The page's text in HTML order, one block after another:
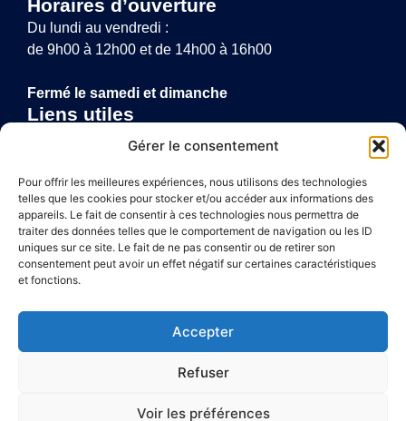
Gérer le consentement
Pour offrir les meilleures expériences, nous utilisons des technologies
telles que les cookies pour stocker et/ou accéder aux informations des
appareils. Le fait de consentir à ces technologies nous permettra de
traiter des données telles que le comportement de navigation ou les ID
uniques sur ce site. Le fait de ne pas consentir ou de retirer son
consentement peut avoir un effet négatif sur certaines caractéristiques
et fonctions.
Accepter
Refuser
Voir les préférences
Horaires d’ouverture
Du lundi au vendredi :
de 9h00 à 12h00 et de 14h00 à 16h00
Fermé le samedi et dimanche
Liens utiles
Annuaire de santé
Politique de confidentialité
Plan du site
Mentions légales
Plan du site
Confidentialité